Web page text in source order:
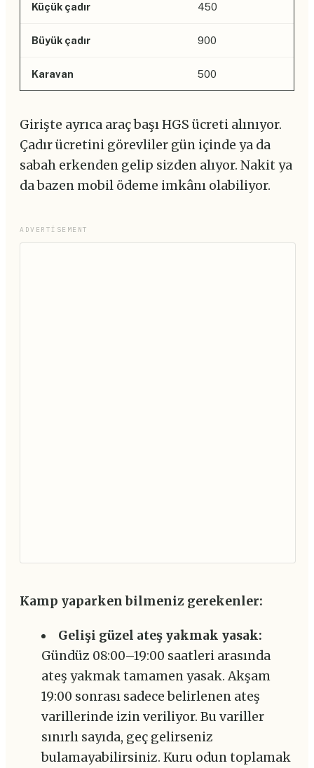
Küçük çadır 450
Büyük çadır 900
Karavan 500
Girişte ayrıca araç başı HGS ücreti alınıyor.
Çadır ücretini görevliler gün içinde ya da
sabah erkenden gelip sizden alıyor. Nakit ya
da bazen mobil ödeme imkânı olabiliyor.
ADVERTISEMENT
Kamp yaparken bilmeniz gerekenler:
Gelişi güzel ateş yakmak yasak:
Gündüz 08:00–19:00 saatleri arasında
ateş yakmak tamamen yasak. Akşam
19:00 sonrası sadece belirlenen ateş
varillerinde izin veriliyor. Bu variller
sınırlı sayıda, geç gelirseniz
bulamayabilirsiniz. Kuru odun toplamak